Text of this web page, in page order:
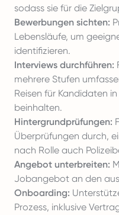
sodass sie für die
Bewerbungen sichten:
Lebensläufe, um
identifizieren.
Interviews durchführen:
mehrere Stufen
Reisen für Kandidaten
beinhalten.
Hintergrundprüfungen:
Überprüfungen durch,
nach Rolle auch
Angebot unterbreiten:
Jobangebot an den
Onboarding:
Prozess, inklusive